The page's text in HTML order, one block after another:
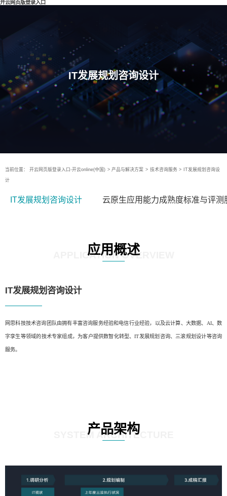
开云网页版登录入口
IT发展规划咨询设计
当前位置： 开云网页版登录入口-开云online(中国) > 产品与解决方案 > 技术咨询服务 > IT发展规划咨询设
计
IT发展规划咨询设计 云原生应用能力成熟度标准与评测
应用概述
APPLICATION OVERVIEW
IT发展规划咨询设计
网思科技技术咨询团队由拥有丰富咨询服务经验和电信行业经验，以及云计算、大数据、AI、数
字孪生等领域的技术专家组成，为客户提供数智化转型、IT发展规划咨询、三滚规划设计等咨询
服务。
产品架构
SYSTEM ARCHITECTURE